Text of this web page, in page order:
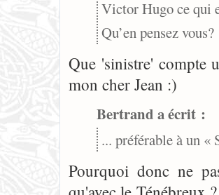
Victor Hugo ce qui
Qu’en pensez vous?
Que 'sinistre' compte
mon cher Jean :)
Bertrand a écrit :
... préférable à un
Pourquoi donc ne